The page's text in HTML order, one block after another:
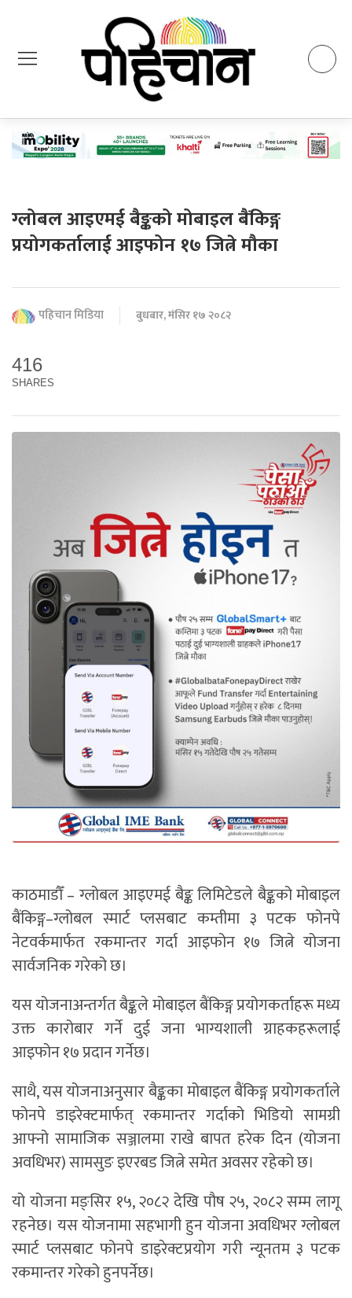
ग्लोबल आइएमई बैङ्कको मोबाइल बैंकिङ्ग
प्रयोगकर्तालाई आइफोन १७ जित्ने मौका
पहिचान मिडिया बुधबार, मंसिर १७ २०८२
416
SHARES
काठमाडौँ – ग्लोबल आइएमई बैङ्क लिमिटेडले बैङ्कको मोबाइल
बैंकिङ्ग–ग्लोबल स्मार्ट प्लसबाट कम्तीमा ३ पटक फोनपे
नेटवर्कमार्फत रकमान्तर गर्दा आइफोन १७ जित्ने योजना
सार्वजनिक गरेको छ।
यस योजनाअन्तर्गत बैङ्कले मोबाइल बैंकिङ्ग प्रयोगकर्ताहरू मध्य
उक्त कारोबार गर्ने दुई जना भाग्यशाली ग्राहकहरूलाई
आइफोन १७ प्रदान गर्नेछ।
साथै, यस योजनाअनुसार बैङ्कका मोबाइल बैंकिङ्ग प्रयोगकर्ताले
फोनपे डाइरेक्टमार्फत् रकमान्तर गर्दाको भिडियो सामग्री
आफ्नो सामाजिक सञ्जालमा राखे बापत हरेक दिन (योजना
अवधिभर) सामसुङ इएरबड जित्ने समेत अवसर रहेको छ।
यो योजना मङ्सिर १५, २०८२ देखि पौष २५, २०८२ सम्म लागू
रहनेछ। यस योजनामा सहभागी हुन योजना अवधिभर ग्लोबल
स्मार्ट प्लसबाट फोनपे डाइरेक्टप्रयोग गरी न्यूनतम ३ पटक
रकमान्तर गरेको हुनपर्नेछ।